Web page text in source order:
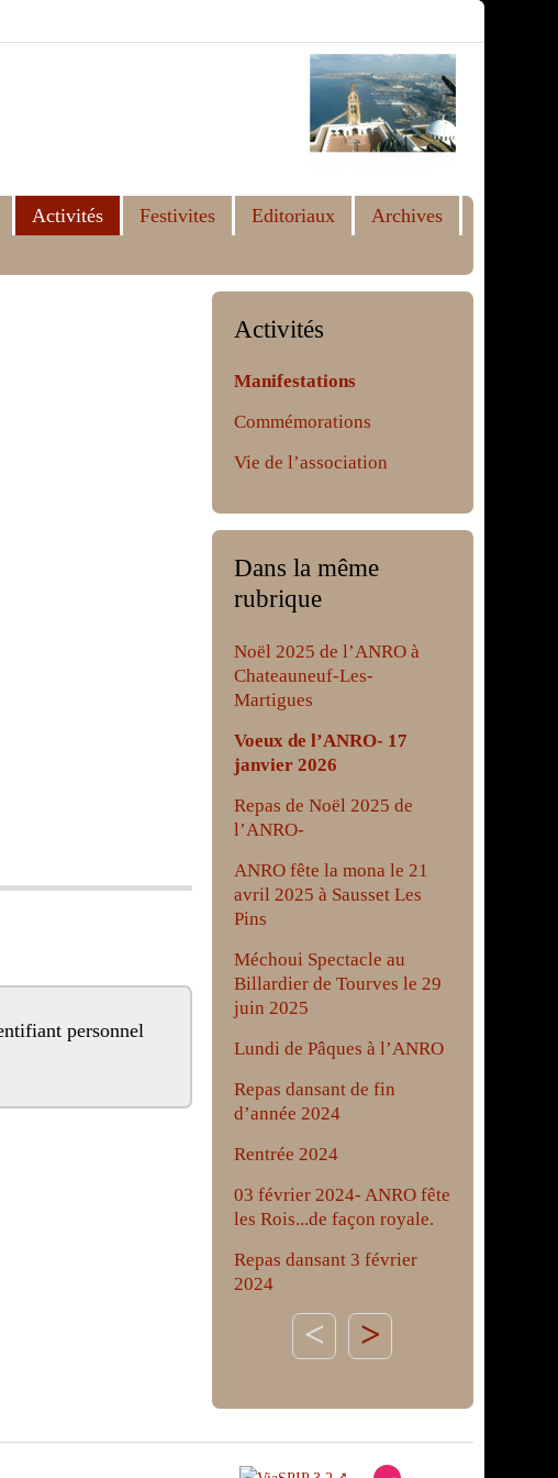
Activités Festivites Editoriaux
Archives
Activités
Manifestations
Commémorations
Vie de l’association
Dans la même
rubrique
Noël 2025 de l’ANRO à
Chateauneuf-Les-
Martigues
Voeux de l’ANRO- 17
janvier 2026
Repas de Noël 2025 de
l’ANRO-
ANRO fête la mona le 21
avril 2025 à Sausset Les
Pins
Méchoui Spectacle au
Billardier de Tourves le 29
juin 2025
Lundi de Pâques à l’ANRO
Repas dansant de fin
d’année 2024
Rentrée 2024
03 février 2024- ANRO fête
les Rois...de façon royale.
Repas dansant 3 février
2024
>